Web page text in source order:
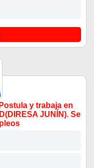
y trabaja en
JUNÍN). Se